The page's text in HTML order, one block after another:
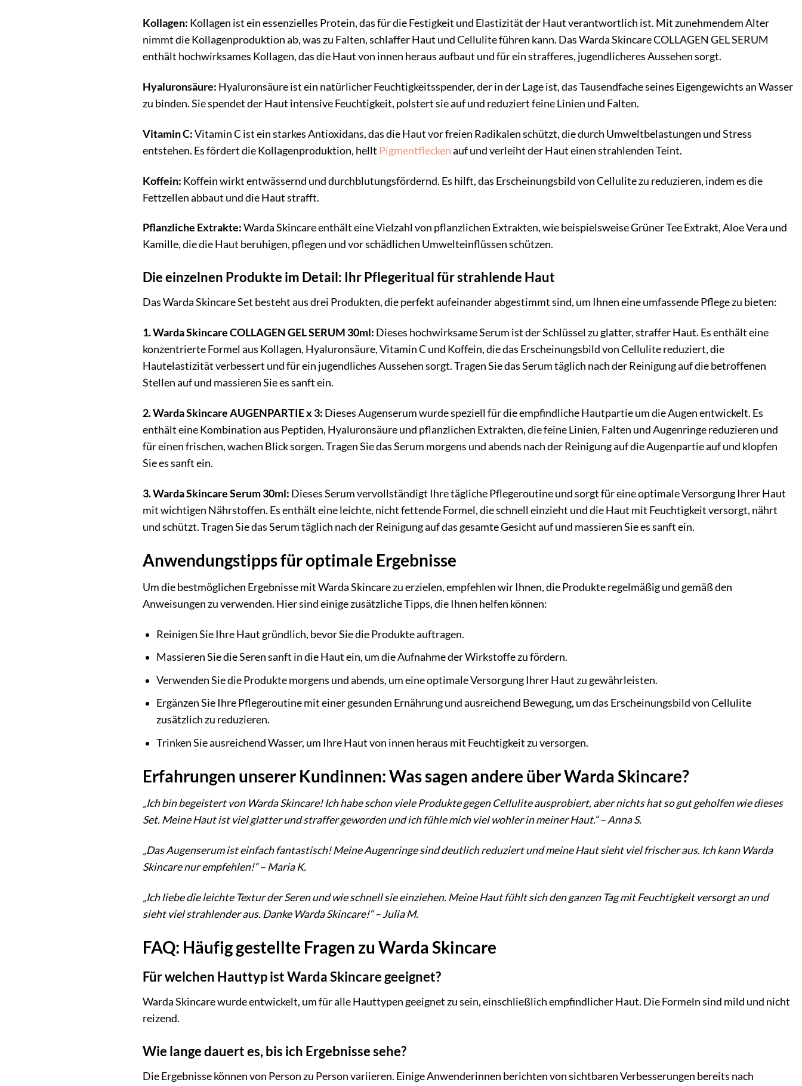
Kollagen: Kollagen ist ein essenzielles Protein, das für die Festigkeit und Elastizität der Haut verantwortlich ist. Mit zunehmendem Alter
nimmt die Kollagenproduktion ab, was zu Falten, schlaffer Haut und Cellulite führen kann. Das Warda Skincare COLLAGEN GEL SERUM
enthält hochwirksames Kollagen, das die Haut von innen heraus aufbaut und für ein strafferes, jugendlicheres Aussehen sorgt.
Hyaluronsäure: Hyaluronsäure ist ein natürlicher Feuchtigkeitsspender, der in der Lage ist, das Tausendfache seines Eigengewichts an Wasser
zu binden. Sie spendet der Haut intensive Feuchtigkeit, polstert sie auf und reduziert feine Linien und Falten.
Vitamin C:Vitamin C ist ein starkes Antioxidans, das die Haut vor freien Radikalen schützt, die durch Umweltbelastungen und Stress
entstehen. Es fördert die Kollagenproduktion, hellt Pigmentfleckenauf und verleiht der Haut einen strahlenden Teint.
Koffein: Koffein wirkt entwässernd und durchblutungsfördernd. Es hilft, das Erscheinungsbild von Cellulite zu reduzieren, indem es die
Fettzellen abbaut und die Haut strafft.
Pflanzliche Extrakte:Warda Skincare enthält eine Vielzahl von pflanzlichen Extrakten, wie beispielsweise Grüner Tee Extrakt, Aloe Vera und
Kamille, die die Haut beruhigen, pflegen und vor schädlichen Umwelteinflüssen schützen.
Die einzelnen Produkte im Detail: Ihr Pflegeritual für strahlende Haut
Das Warda Skincare Set besteht aus drei Produkten, die perfekt aufeinander abgestimmt sind, um Ihnen eine umfassende Pflege zu bieten:
1. Warda Skincare COLLAGEN GEL SERUM 30ml: Dieses hochwirksame Serum ist der Schlüssel zu glatter, straffer Haut. Es enthält eine
konzentrierte Formel aus Kollagen, Hyaluronsäure, Vitamin C und Koffein, die das Erscheinungsbild von Cellulite reduziert, die
Hautelastizität verbessert und für ein jugendliches Aussehen sorgt. Tragen Sie das Serum täglich nach der Reinigung auf die betroffenen
Stellen auf und massieren Sie es sanft ein.
2. Warda Skincare AUGENPARTIE x 3: Dieses Augenserum wurde speziell für die empfindliche Hautpartie um die Augen entwickelt. Es
enthält eine Kombination aus Peptiden, Hyaluronsäure und pflanzlichen Extrakten, die feine Linien, Falten und Augenringe reduzieren und
für einen frischen, wachen Blick sorgen. Tragen Sie das Serum morgens und abends nach der Reinigung auf die Augenpartie auf und klopfen
Sie es sanft ein.
3. Warda Skincare Serum 30ml: Dieses Serum vervollständigt Ihre tägliche Pflegeroutine und sorgt für eine optimale Versorgung Ihrer Haut
mit wichtigen Nährstoffen. Es enthält eine leichte, nicht fettende Formel, die schnell einzieht und die Haut mit Feuchtigkeit versorgt, nährt
und schützt. Tragen Sie das Serum täglich nach der Reinigung auf das gesamte Gesicht auf und massieren Sie es sanft ein.
Anwendungstipps für optimale Ergebnisse
Um die bestmöglichen Ergebnisse mit Warda Skincare zu erzielen, empfehlen wir Ihnen, die Produkte regelmäßig und gemäß den
Anweisungen zu verwenden. Hier sind einige zusätzliche Tipps, die Ihnen helfen können:
Reinigen Sie Ihre Haut gründlich, bevor Sie die Produkte auftragen.
Massieren Sie die Seren sanft in die Haut ein, um die Aufnahme der Wirkstoffe zu fördern.
Verwenden Sie die Produkte morgens und abends, um eine optimale Versorgung Ihrer Haut zu gewährleisten.
Ergänzen Sie Ihre Pflegeroutine mit einer gesunden Ernährung und ausreichend Bewegung, um das Erscheinungsbild von Cellulite
zusätzlich zu reduzieren.
Trinken Sie ausreichend Wasser, um Ihre Haut von innen heraus mit Feuchtigkeit zu versorgen.
Erfahrungen unserer Kundinnen: Was sagen andere über Warda Skincare?
„Ich bin begeistert von Warda Skincare! Ich habe schon viele Produkte gegen Cellulite ausprobiert, aber nichts hat so gut geholfen wie dieses
Set. Meine Haut ist viel glatter und straffer geworden und ich fühle mich viel wohler in meiner Haut.“ – Anna S.
„Das Augenserum ist einfach fantastisch! Meine Augenringe sind deutlich reduziert und meine Haut sieht viel frischer aus. Ich kann Warda
Skincare nur empfehlen!“ – Maria K.
„Ich liebe die leichte Textur der Seren und wie schnell sie einziehen. Meine Haut fühlt sich den ganzen Tag mit Feuchtigkeit versorgt an und
sieht viel strahlender aus. Danke Warda Skincare!“ – Julia M.
FAQ: Häufig gestellte Fragen zu Warda Skincare
Für welchen Hauttyp ist Warda Skincare geeignet?
Warda Skincare wurde entwickelt, um für alle Hauttypen geeignet zu sein, einschließlich empfindlicher Haut. Die Formeln sind mild und nicht
reizend.
Wie lange dauert es, bis ich Ergebnisse sehe?
Die Ergebnisse können von Person zu Person variieren. Einige Anwenderinnen berichten von sichtbaren Verbesserungen bereits nach